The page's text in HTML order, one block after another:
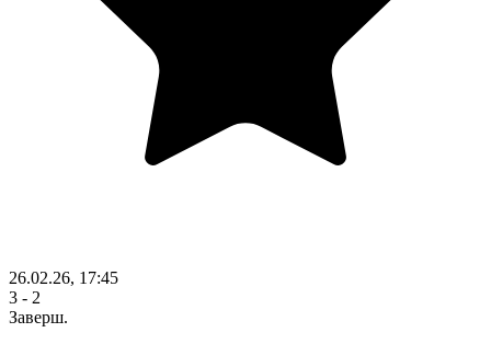
26.02.26, 17:45
3 - 2
Заверш.